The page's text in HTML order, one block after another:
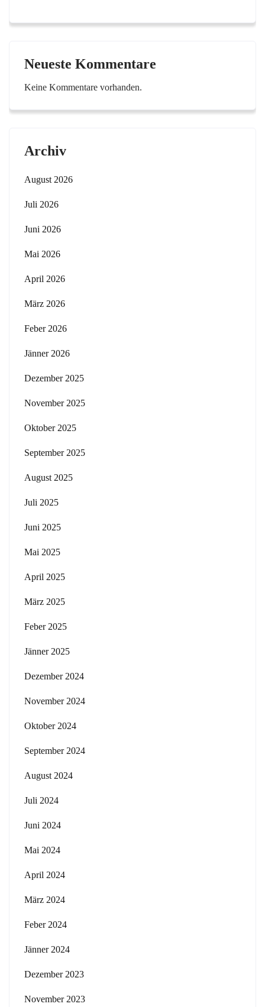
Neueste Kommentare
Keine Kommentare vorhanden.
Archiv
August 2026
Juli 2026
Juni 2026
Mai 2026
April 2026
März 2026
Feber 2026
Jänner 2026
Dezember 2025
November 2025
Oktober 2025
September 2025
August 2025
Juli 2025
Juni 2025
Mai 2025
April 2025
März 2025
Feber 2025
Jänner 2025
Dezember 2024
November 2024
Oktober 2024
September 2024
August 2024
Juli 2024
Juni 2024
Mai 2024
April 2024
März 2024
Feber 2024
Jänner 2024
Dezember 2023
November 2023